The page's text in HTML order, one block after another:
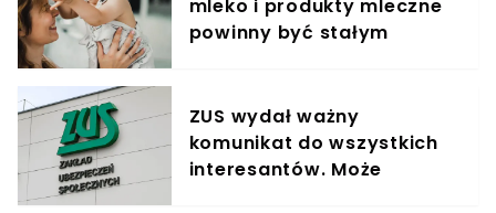
mleko i produkty mleczne
powinny być stałym
ZUS wydał ważny
komunikat do wszystkich
interesantów. Może